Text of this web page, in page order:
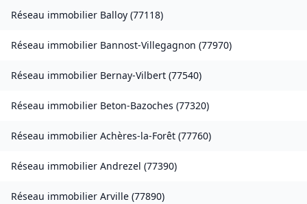
Réseau immobilier Balloy (77118)
Réseau immobilier Bannost-Villegagnon (77970)
Réseau immobilier Bernay-Vilbert (77540)
Réseau immobilier Beton-Bazoches (77320)
Réseau immobilier Achères-la-Forêt (77760)
Réseau immobilier Andrezel (77390)
Réseau immobilier Arville (77890)